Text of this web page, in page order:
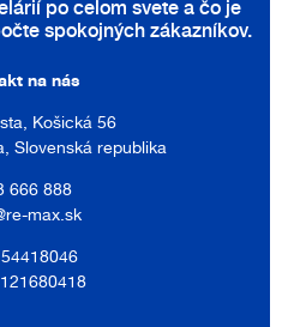
po celom svete a čo je
spokojných zákazníkov.
na nás
Košická 56
Slovenská republika
666 888
max.sk